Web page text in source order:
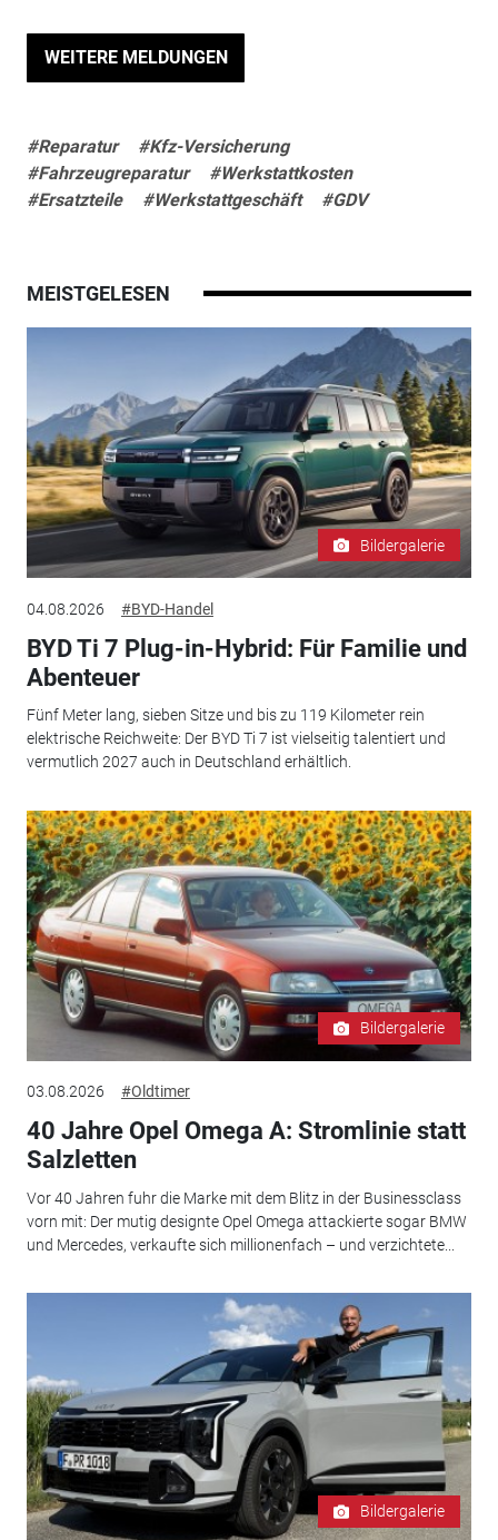
WEITERE MELDUNGEN
#Reparatur
#Kfz-Versicherung
#Fahrzeugreparatur
#Werkstattkosten
#Ersatzteile
#Werkstattgeschäft #GDV
MEISTGELESEN
Bildergalerie
04.08.2026 #BYD-Handel
BYD Ti 7 Plug-in-Hybrid: Für Familie und
Abenteuer
Fünf Meter lang, sieben Sitze und bis zu 119 Kilometer rein
elektrische Reichweite: Der BYD Ti 7 ist vielseitig talentiert und
vermutlich 2027 auch in Deutschland erhältlich.
Bildergalerie
03.08.2026 #Oldtimer
40 Jahre Opel Omega A: Stromlinie statt
Salzletten
Vor 40 Jahren fuhr die Marke mit dem Blitz in der Businessclass
vorn mit: Der mutig designte Opel Omega attackierte sogar BMW
und Mercedes, verkaufte sich millionenfach – und verzichtete...
Bildergalerie